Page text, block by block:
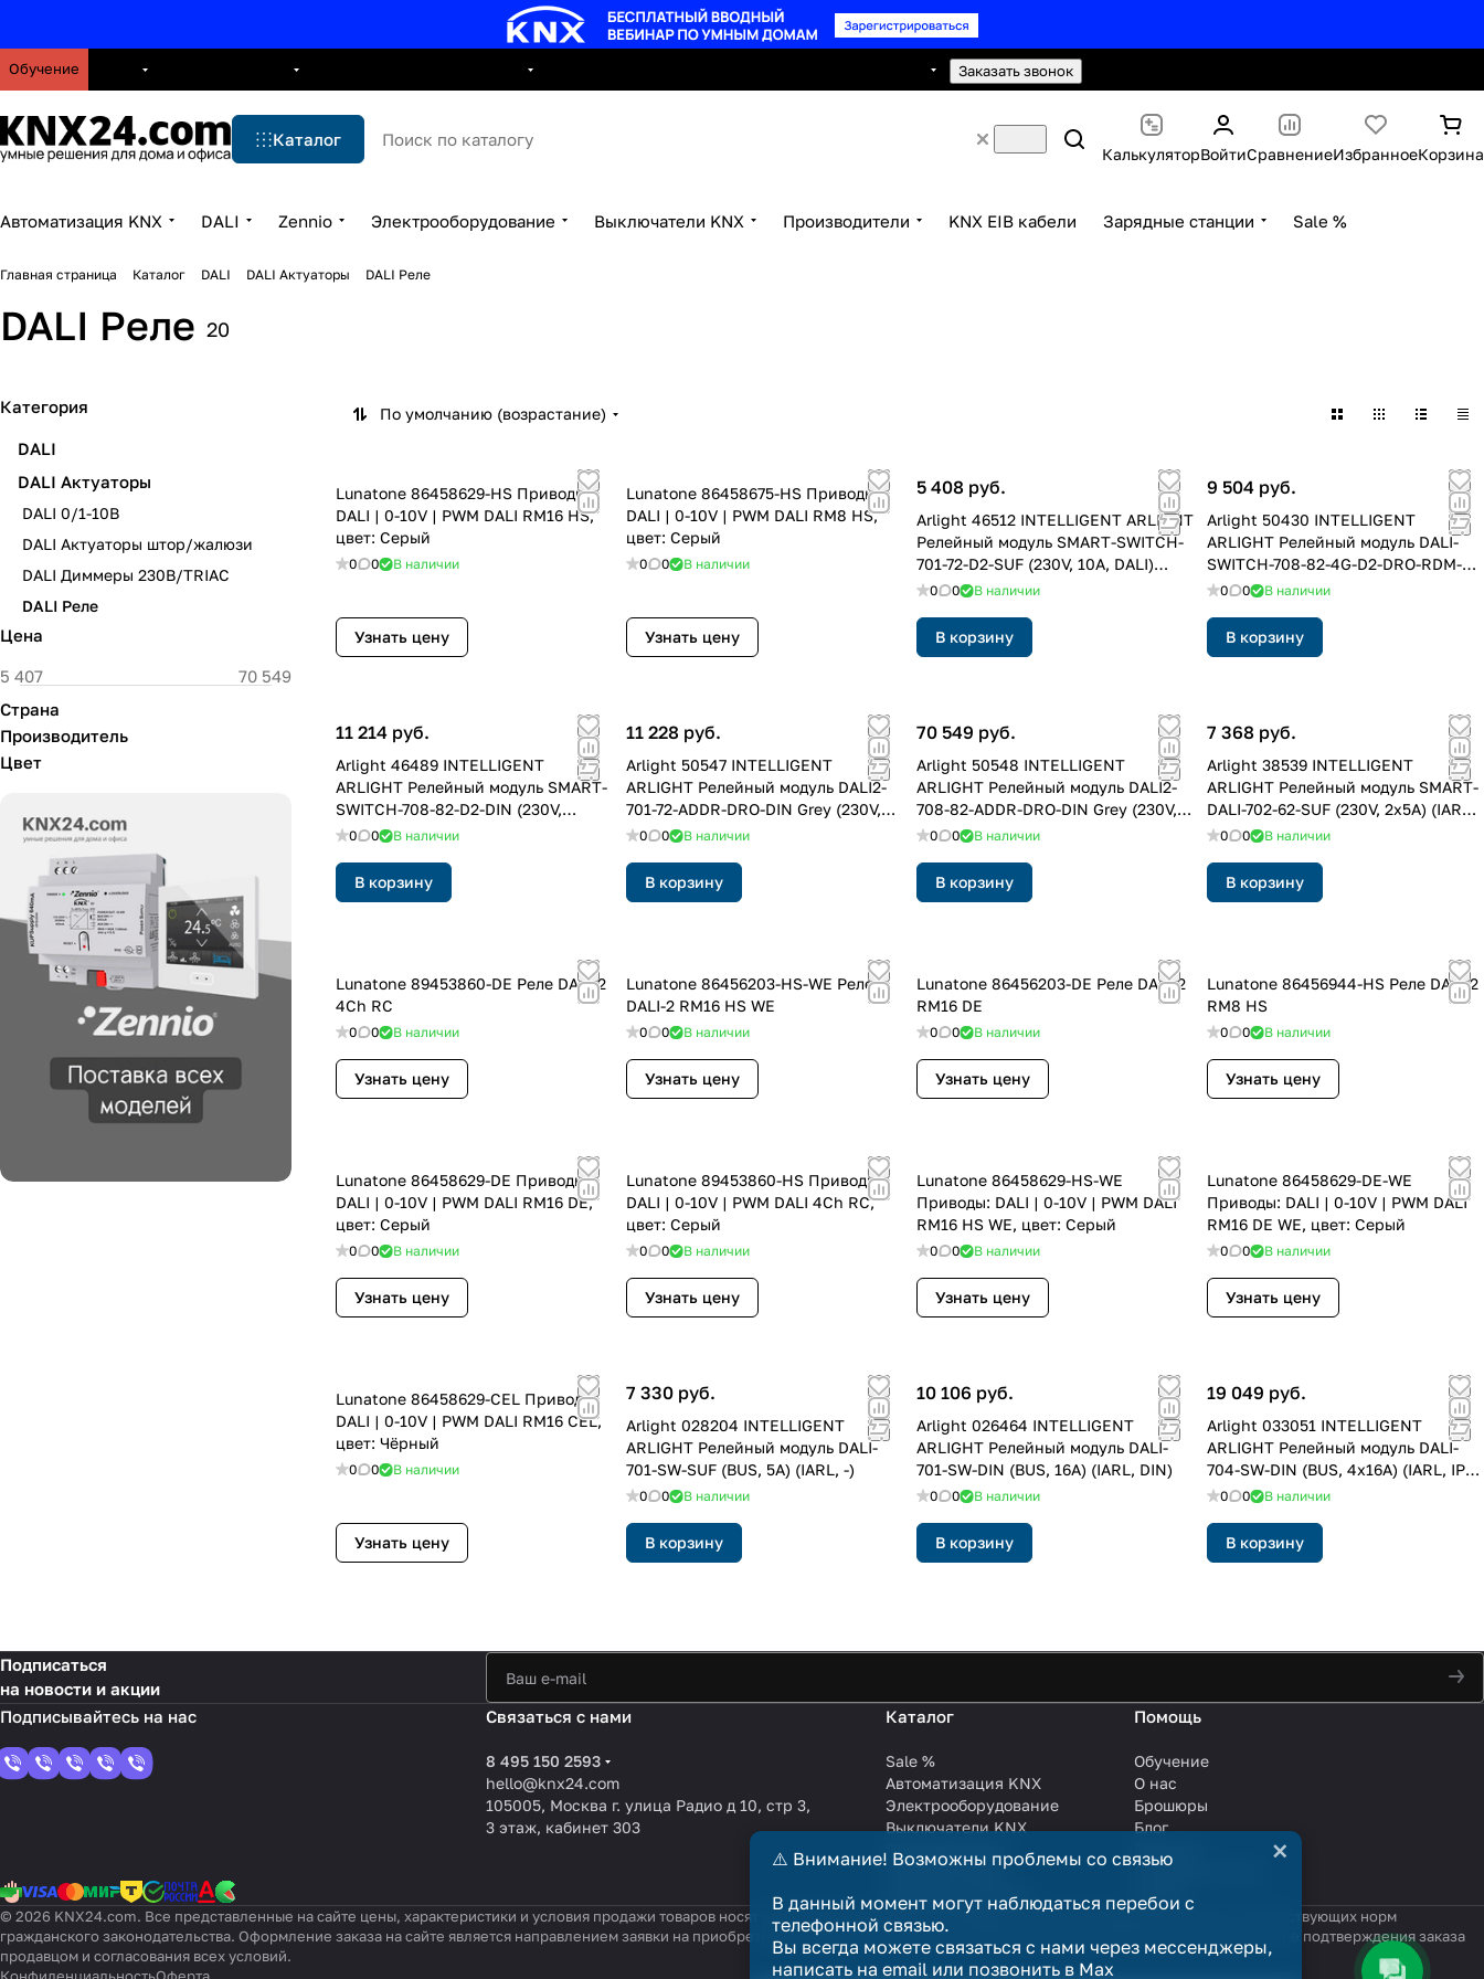
Обучение Заказать звонок
Каталог
КалькуляторВойтиСравнениеИзбранноеКорзина
Автоматизация KNX DALI Zennio Электрооборудование Выключатели KNX Производители KNX EIB кабели Зарядные станции Sale %
Главная страница Каталог DALI DALI Актуаторы DALI Реле
DALI Реле 20
По умолчанию (возрастание)
Lunatone 86458629-HS Приводы:
DALI | 0-10V | PWM DALI RM16 HS,
цвет: Серый
0 0 В наличии
Узнать цену
Lunatone 86458675-HS Приводы:
DALI | 0-10V | PWM DALI RM8 HS,
цвет: Серый
0 0 В наличии
Узнать цену
5 408 руб.
Arlight 46512 INTELLIGENT ARLIGHT
Релейный модуль SMART-SWITCH-
701-72-D2-SUF (230V, 10A, DALI)
(IARL, IP20 Пластик, 5 лет)
0 0 В наличии
В корзину
9 504 руб.
Arlight 50430 INTELLIGENT
ARLIGHT Релейный модуль DALI-
SWITCH-708-82-4G-D2-DRO-RDM-
DIN Black (230V, 4x10A, DMX512)
0 0 В наличии
В корзину
11 214 руб.
Arlight 46489 INTELLIGENT
ARLIGHT Релейный модуль SMART-
SWITCH-708-82-D2-DIN (230V,
8x10A, DALI, DMX512) (IARL, IP20
0 0 В наличии
В корзину
11 228 руб.
Arlight 50547 INTELLIGENT
ARLIGHT Релейный модуль DALI2-
701-72-ADDR-DRO-DIN Grey (230V,
1x16A) (IARL, DIN-рейка)
0 0 В наличии
В корзину
70 549 руб.
Arlight 50548 INTELLIGENT
ARLIGHT Релейный модуль DALI2-
708-82-ADDR-DRO-DIN Grey (230V,
8x16A) (IARL, IP20 Пластик, 3 года)
0 0 В наличии
В корзину
7 368 руб.
Arlight 38539 INTELLIGENT
ARLIGHT Релейный модуль SMART-
DALI-702-62-SUF (230V, 2x5A) (IARL,
IP20 Пластик, 5 лет)
0 0 В наличии
В корзину
Lunatone 89453860-DE Реле DALI-2
4Ch RC
0 0 В наличии
Узнать цену
Lunatone 86456203-HS-WE Реле
DALI-2 RM16 HS WE
0 0 В наличии
Узнать цену
Lunatone 86456203-DE Реле DALI-2
RM16 DE
0 0 В наличии
Узнать цену
Lunatone 86456944-HS Реле DALI-2
RM8 HS
0 0 В наличии
Узнать цену
Lunatone 86458629-DE Приводы:
DALI | 0-10V | PWM DALI RM16 DE,
цвет: Серый
0 0 В наличии
Узнать цену
Lunatone 89453860-HS Приводы:
DALI | 0-10V | PWM DALI 4Ch RC,
цвет: Серый
0 0 В наличии
Узнать цену
Lunatone 86458629-HS-WE
Приводы: DALI | 0-10V | PWM DALI
RM16 HS WE, цвет: Серый
0 0 В наличии
Узнать цену
Lunatone 86458629-DE-WE
Приводы: DALI | 0-10V | PWM DALI
RM16 DE WE, цвет: Серый
0 0 В наличии
Узнать цену
Lunatone 86458629-CEL Приводы:
DALI | 0-10V | PWM DALI RM16 CEL,
цвет: Чёрный
0 0 В наличии
Узнать цену
7 330 руб.
Arlight 028204 INTELLIGENT
ARLIGHT Релейный модуль DALI-
701-SW-SUF (BUS, 5A) (IARL, -)
0 0 В наличии
В корзину
10 106 руб.
Arlight 026464 INTELLIGENT
ARLIGHT Релейный модуль DALI-
701-SW-DIN (BUS, 16A) (IARL, DIN)
0 0 В наличии
В корзину
19 049 руб.
Arlight 033051 INTELLIGENT
ARLIGHT Релейный модуль DALI-
704-SW-DIN (BUS, 4х16A) (IARL, IP20
Пластик, 3 года)
0 0 В наличии
В корзину
Категория
DALI
DALI Актуаторы
DALI 0/1-10В
DALI Актуаторы штор/жалюзи
DALI Диммеры 230В/TRIAC
DALI Реле
Цена
Страна
Производитель
Цвет
Подписаться
на новости и акции
Связаться с нами
8 495 150 2593
hello@knx24.com
105005, Москва г. улица Радио д 10, стр 3,
3 этаж, кабинет 303
Каталог
Sale %
Автоматизация KNX
Электрооборудование
Выключатели KNX
Производители
KNX EIB кабели
Зарядные станции
Помощь
Обучение
О нас
Брошюры
Блог
Сотрудничество
Услуги
© 2026 KNX24.com. Все представленные на сайте цены, характеристики и условия продажи товаров носят справочный характер и не являются публичной офертой в смысле соответствующих норм
гражданского законодательства. Оформление заказа на сайте является направлением заявки на приобретение товара. Договор купли-продажи считается заключённым только после подтверждения заказа
продавцом и согласования всех условий.
⚠️ Внимание! Возможны проблемы со связью
В данный момент могут наблюдаться перебои с
телефонной связью.
Вы всегда можете связаться с нами через мессенджеры,
написать на email или позвонить в Max
×